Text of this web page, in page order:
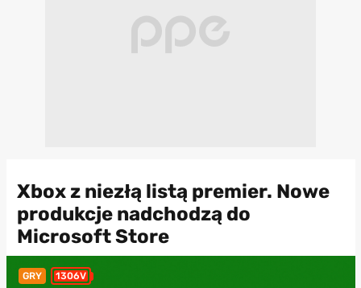
Xbox z niezłą listą premier. Nowe
produkcje nadchodzą do
Microsoft Store
GRY 1306V